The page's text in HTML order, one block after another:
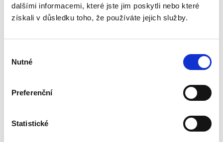
dalšími informacemi, které jste jim poskytli nebo které
získali v důsledku toho, že používáte jejich služby.
souhlasu
Nutné
Preferenční
Statistické
zákoníku
Kniha je sborníkem příspěvků vystupujících na